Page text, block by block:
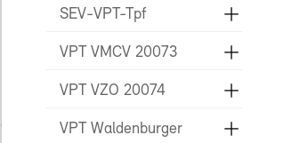
SEV-VPT-Tpf
VPT VMCV 20073
VPT VZO 20074
VPT Waldenburger